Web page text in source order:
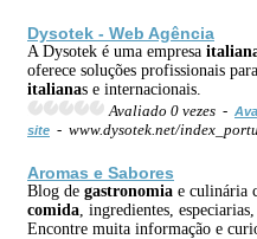
Dysotek - Web Agência
A Dysotek é uma empresa
oferece soluções profissionais
italianas e internacionais.
Avaliado 0 vezes -
site - www.dysotek.net/
Aromas e Sabores
Blog de gastronomia e culinária
comida , ingredientes,
Encontre muita informação e